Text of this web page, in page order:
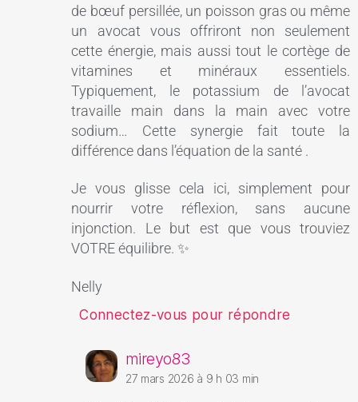
de bœuf persillée, un poisson gras ou même
un avocat vous offriront non seulement
cette énergie, mais aussi tout le cortège de
vitamines et minéraux essentiels.
Typiquement, le potassium de l’avocat
travaille main dans la main avec votre
sodium… Cette synergie fait toute la
différence dans l’équation de la santé .
Je vous glisse cela ici, simplement pour
nourrir votre réflexion, sans aucune
injonction. Le but est que vous trouviez
VOTRE équilibre. ✨
Nelly
Connectez-vous pour répondre
mireyo83
27 mars 2026 à 9 h 03 min